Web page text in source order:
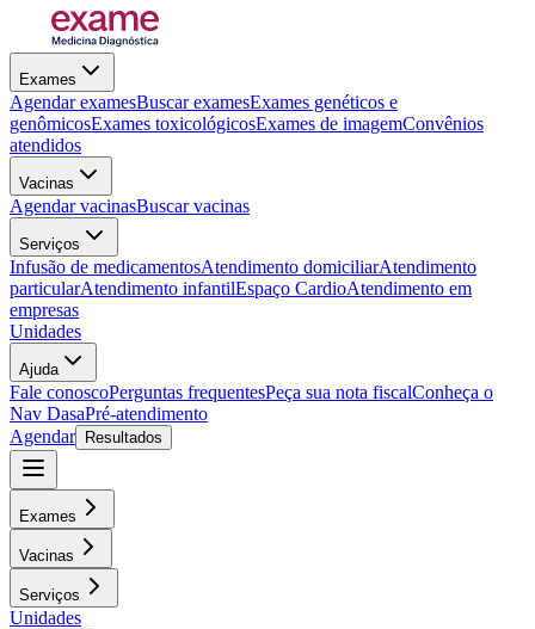
Exames
Agendar examesBuscar examesExames genéticos e
genômicosExames toxicológicosExames de imagemConvênios
atendidos
Vacinas
Agendar vacinasBuscar vacinas
Serviços
Infusão de medicamentosAtendimento domiciliarAtendimento
particularAtendimento infantilEspaço CardioAtendimento em
empresas
Unidades
Ajuda
Fale conoscoPerguntas frequentesPeça sua nota fiscalConheça o
Nav DasaPré-atendimento
Agendar
Resultados
Exames
Vacinas
Serviços
Unidades